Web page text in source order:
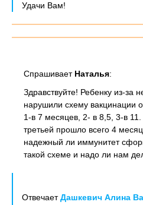
Удачи Вам!
Спрашивает Наталья:
Здравствуйте! Ребенку из-за
нарушили схему вакцинации
1-в 7 месяцев, 2- в 8,5, 3-в
третьей прошло всего 4
надежный ли иммунитет
такой схеме и надо ли нам
ОтвечаетДашкевич Алина